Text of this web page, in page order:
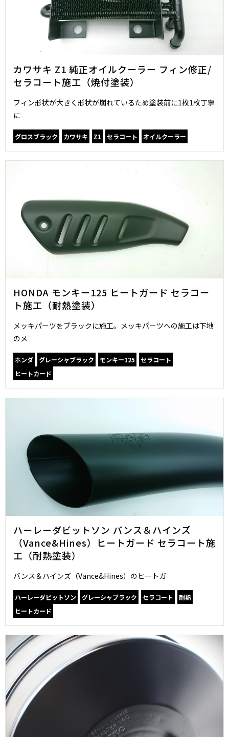
カワサキ Z1 純正オイルクーラー フィン修正/
セラコート施工（焼付塗装）
フィン形状が大きく形状が崩れているため塗装前に1枚1枚丁寧
に
グロスブラック カワサキ Z1 セラコート オイルクーラー
HONDA モンキー125 ヒートガード セラコー
ト施工（耐熱塗装）
メッキパーツをブラックに施工。メッキパーツへの施工は下地
のメ
ホンダ グレーシャブラック モンキー125
セラコート
ヒートカード
ハーレーダビットソン バンス＆ハインズ
（Vance&Hines）ヒートガード セラコート施
工（耐熱塗装）
バンス＆ハインズ（Vance&Hines）のヒートガ
ハーレーダビットソン グレーシャブラック セラコート
耐熱
ヒートカード